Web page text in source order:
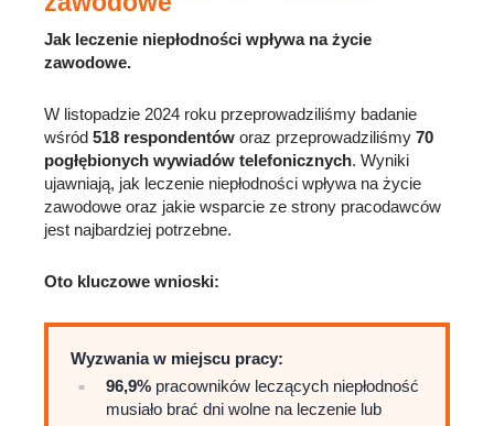
Jak leczenie niepłodności wpływa na życie
zawodowe.
W listopadzie 2024 roku przeprowadziliśmy badanie
wśród 518 respondentów oraz przeprowadziliśmy 70
pogłębionych wywiadów telefonicznych. Wyniki
ujawniają, jak leczenie niepłodności wpływa na życie
zawodowe oraz jakie wsparcie ze strony pracodawców
jest najbardziej potrzebne.
Oto kluczowe wnioski:
Wyzwania w miejscu pracy:
96,9% pracowników leczących niepłodność
musiało brać dni wolne na leczenie lub